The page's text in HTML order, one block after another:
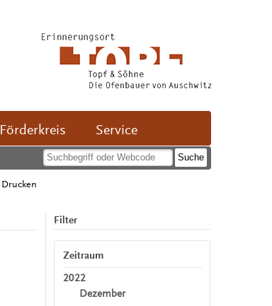
Förderkreis Service
Drucken
Filter
Zeitraum
2022
Dezember